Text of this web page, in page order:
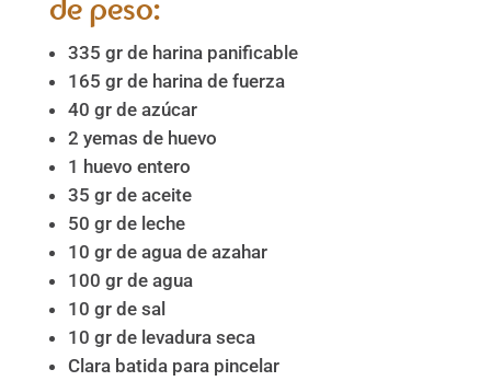
de peso:
335 gr de harina panificable
165 gr de harina de fuerza
40 gr de azúcar
2 yemas de huevo
1 huevo entero
35 gr de aceite
50 gr de leche
10 gr de agua de azahar
100 gr de agua
10 gr de sal
10 gr de levadura seca
Clara batida para pincelar